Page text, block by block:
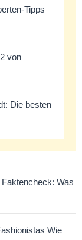
Tipps
von
Die besten
Was
Wie